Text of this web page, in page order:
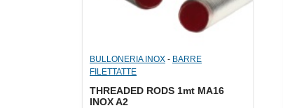
BULLONERIA INOX - BARRE
FILETTATTE
THREADED RODS 1mt MA16
INOX A2